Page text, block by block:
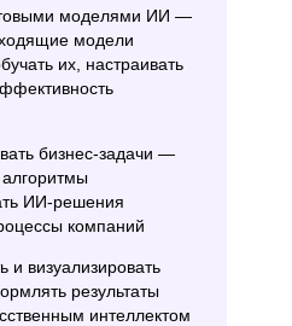
моделями ИИ —
модели
их, настраивать
бизнес-задачи —
ИИ-решения
компаний
и визуализировать
результаты
интеллектом